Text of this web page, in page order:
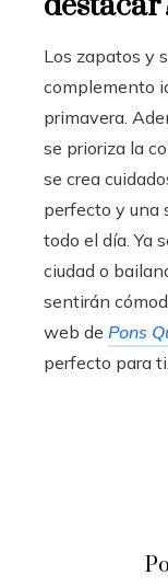
Los zapatos y
complemento
primavera.
se prioriza la
se crea
perfecto y una
todo el día. Ya
ciudad o
sentirán
web de Pons
perfecto para ti.